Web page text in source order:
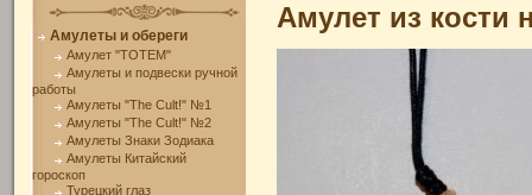
Амулеты и обереги
Амулет "TOTEM"
Амулеты и подвески ручной
работы
Амулеты "The Cult!" №1
Амулеты "The Cult!" №2
Амулеты Знаки Зодиака
Амулеты Китайский
гороскоп
Турецкий глаз
Амулет из кости